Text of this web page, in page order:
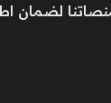
لضمان